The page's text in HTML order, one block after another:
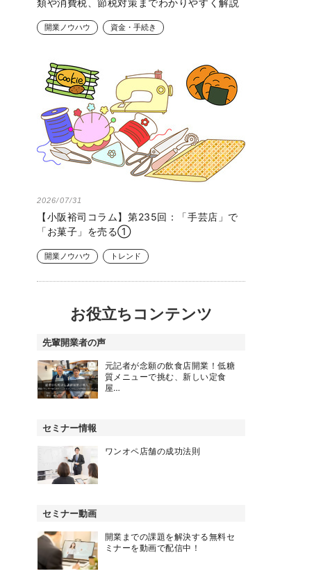
開業ノウハウ 資金・手続き
2026/07/31
【小阪裕司コラム】第235回：「手芸店」で
「お菓子」を売る①
開業ノウハウ トレンド
お役立ちコンテンツ
先輩開業者の声
元記者が念願の飲食店開業！低糖
質メニューで挑む、新しい定食
屋…
セミナー情報
ワンオペ店舗の成功法則
セミナー動画
開業までの課題を解決する無料セ
ミナーを動画で配信中！